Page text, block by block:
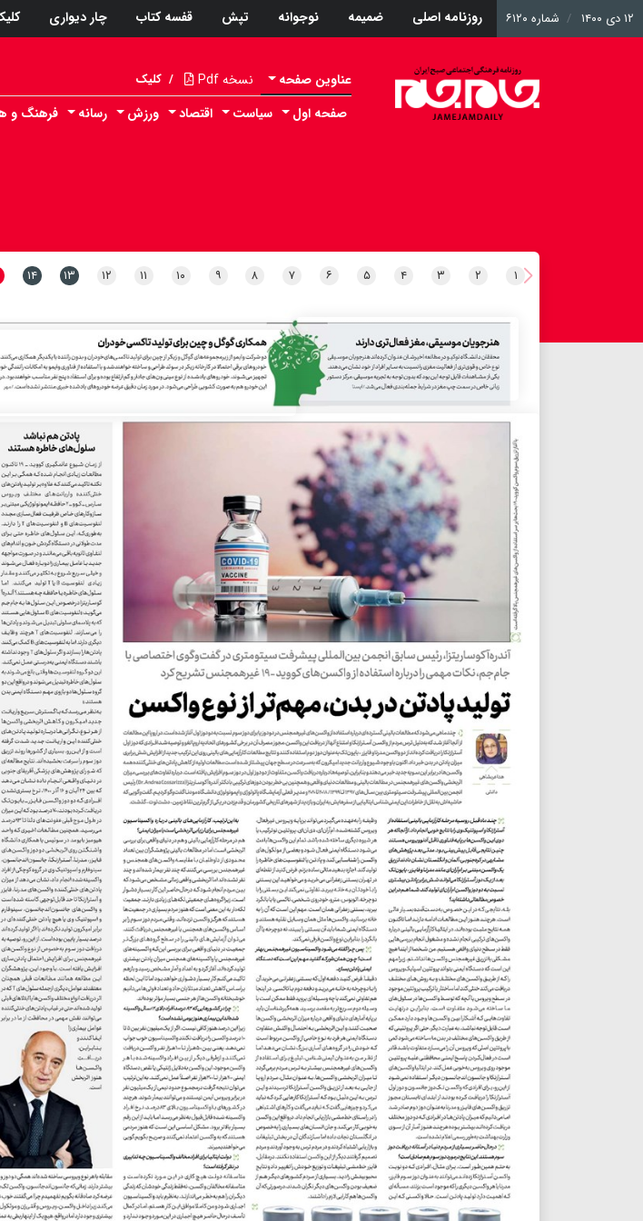
۱۲ دی ۱۴۰۰ شماره ۶۱۲۰ روزنامه اصلی ضمیمه نوجوانه تپش قفسه کتاب چار دیواری
عناوین صفحه نسخه Pdf / کلیک
صفحه اول سیاست اقتصاد ورزش رسانه فرهنگ و
۱ ۲ ۳ ۴ ۵ ۶ ۷ ۸ ۹ ۱۰ ۱۱ ۱۲ ۱۳ ۱۴